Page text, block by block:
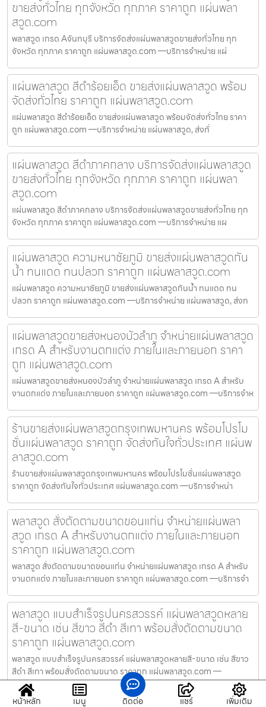
ขายส่งทั่วไทย ทุกจังหวัด ทุกภาค ราคาถูก แผ่นพลา
สวูด.com
พลาสวูด เกรด Aจันทบุรี บริการจัดส่งแผ่นพลาสวูดขายส่งทั่วไทย ทุก
จังหวัด ทุกภาค ราคาถูก แผ่นพลาสวูด.com —บริการจำหน่าย แผ่
แผ่นพลาสวูด สีดำร้อยเอ็ด ขายส่งแผ่นพลาสวูด พร้อม
จัดส่งทั่วไทย ราคาถูก แผ่นพลาสวูด.com
แผ่นพลาสวูด สีดำร้อยเอ็ด ขายส่งแผ่นพลาสวูด พร้อมจัดส่งทั่วไทย ราคา
ถูก แผ่นพลาสวูด.com —บริการจำหน่าย แผ่นพลาสวูด, ส่งทั่
แผ่นพลาสวูด สีดำภาคกลาง บริการจัดส่งแผ่นพลาสวูด
ขายส่งทั่วไทย ทุกจังหวัด ทุกภาค ราคาถูก แผ่นพลา
สวูด.com
แผ่นพลาสวูด สีดำภาคกลาง บริการจัดส่งแผ่นพลาสวูดขายส่งทั่วไทย ทุก
จังหวัด ทุกภาค ราคาถูก แผ่นพลาสวูด.com —บริการจำหน่าย แผ
แผ่นพลาสวูด ความหนาชัยภูมิ ขายส่งแผ่นพลาสวูดกัน
น้ำ ทนแดด ทนปลวก ราคาถูก แผ่นพลาสวูด.com
แผ่นพลาสวูด ความหนาชัยภูมิ ขายส่งแผ่นพลาสวูดกันน้ำ ทนแดด ทน
ปลวก ราคาถูก แผ่นพลาสวูด.com —บริการจำหน่าย แผ่นพลาสวูด, ส่งท
แผ่นพลาสวูดขายส่งหนองบัวลำภู จำหน่ายแผ่นพลาสวูด
เกรด A สำหรับงานตกแต่ง ภายในและภายนอก ราคา
ถูก แผ่นพลาสวูด.com
แผ่นพลาสวูดขายส่งหนองบัวลำภู จำหน่ายแผ่นพลาสวูด เกรด A สำหรับ
งานตกแต่ง ภายในและภายนอก ราคาถูก แผ่นพลาสวูด.com —บริการจำห
ร้านขายส่งแผ่นพลาสวูดกรุงเทพมหานคร พร้อมโปรโม
ชั่นแผ่นพลาสวูด ราคาถูก จัดส่งทันใจทั่วประเทศ แผ่นพ
ลาสวูด.com
ร้านขายส่งแผ่นพลาสวูดกรุงเทพมหานคร พร้อมโปรโมชั่นแผ่นพลาสวูด
ราคาถูก จัดส่งทันใจทั่วประเทศ แผ่นพลาสวูด.com —บริการจำหน่า
พลาสวูด สั่งตัดตามขนาดขอนแก่น จำหน่ายแผ่นพลา
สวูด เกรด A สำหรับงานตกแต่ง ภายในและภายนอก
ราคาถูก แผ่นพลาสวูด.com
พลาสวูด สั่งตัดตามขนาดขอนแก่น จำหน่ายแผ่นพลาสวูด เกรด A สำหรับ
งานตกแต่ง ภายในและภายนอก ราคาถูก แผ่นพลาสวูด.com —บริการจำ
พลาสวูด แบบสำเร็จรูปนครสวรรค์ แผ่นพลาสวูดหลาย
สี-ขนาด เช่น สีขาว สีดำ สีเทา พร้อมสั่งตัดตามขนาด
ราคาถูก แผ่นพลาสวูด.com
พลาสวูด แบบสำเร็จรูปนครสวรรค์ แผ่นพลาสวูดหลายสี-ขนาด เช่น สีขาว
สีดำ สีเทา พร้อมสั่งตัดตามขนาด ราคาถูก แผ่นพลาสวูด.com —
หน้าหลัก เมนู ติดต่อ แชร์ เพิ่มเติม